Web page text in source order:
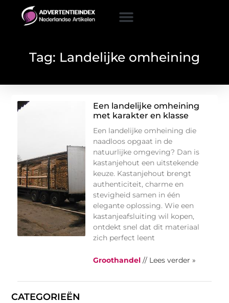
Tag: Landelijke omheining
CATEGORIEËN
Een landelijke omheining
met karakter en klasse
Een landelijke omheining die
naadloos opgaat in de
natuurlijke omgeving? Dan is
kastanjehout een uitstekende
keuze. Kastanjehout brengt
authenticiteit, charme en
stevigheid samen in één
elegante oplossing. Wie een
kastanjeafsluiting wil kopen,
ontdekt snel dat dit materiaal
zich perfect leent
Groothandel // Lees verder »